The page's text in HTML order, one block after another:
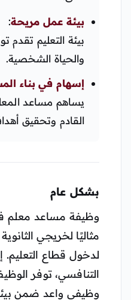
بيئة عمل مريحة:
بيئة التعليم تقدم
والحياة الشخصية.
إسهام في بناء
يساهم مساعد
القادم وتحقيق
بشكل عام
وظيفة مساعد معلم
مثاليًا لخريجي
لدخول قطاع التعليم.
التنافسي، توفر
وظيفي واعد ضمن